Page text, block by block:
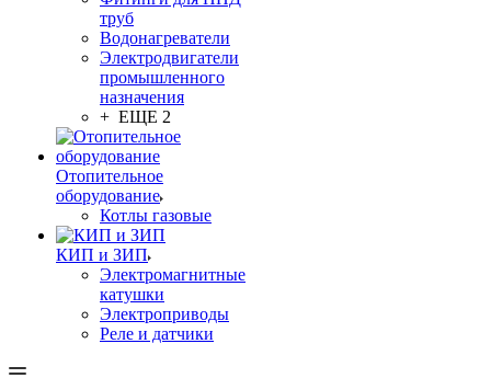
труб
Водонагреватели
Электродвигатели
промышленного
назначения
+ ЕЩЕ 2
Отопительное
оборудование
Котлы газовые
КИП и ЗИП
Электромагнитные
катушки
Электроприводы
Реле и датчики